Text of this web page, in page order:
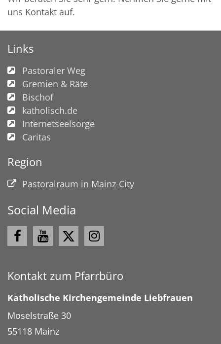
uns Kontakt auf.
Links
Pastoraler Weg
Gremien & Räte
Bischof
katholisch.de
Internetseelsorge
Caritas
Region
Pastoralraum in Mainz-City
Social Media
Kontakt zum Pfarrbüro
Katholische Kirchengemeinde Liebfrauen
Moselstraße 30
55118 Mainz